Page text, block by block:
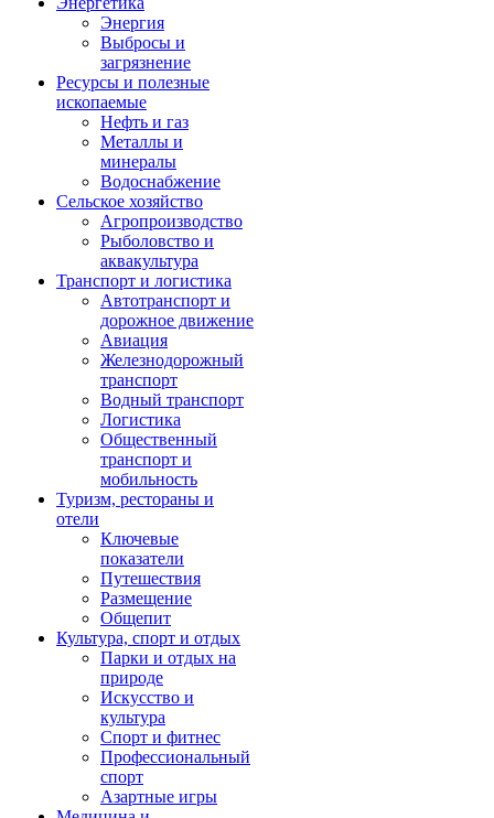
Энергия
Выбросы и
загрязнение
Ресурсы и полезные
ископаемые
Нефть и газ
Металлы и
минералы
Водоснабжение
Сельское хозяйство
Агропроизводство
Рыболовство и
аквакультура
Транспорт и логистика
Автотранспорт и
дорожное движение
Авиация
Железнодорожный
транспорт
Водный транспорт
Логистика
Общественный
транспорт и
мобильность
Туризм, рестораны и
отели
Ключевые
показатели
Путешествия
Размещение
Общепит
Культура, спорт и отдых
Парки и отдых на
природе
Искусство и
культура
Спорт и фитнес
Профессиональный
спорт
Азартные игры